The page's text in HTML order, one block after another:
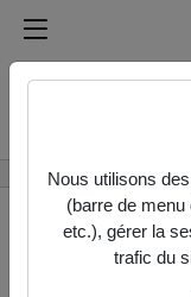
Accueil Vidéos
Nous utilisons
(barre de
etc.), gérer la
trafic du